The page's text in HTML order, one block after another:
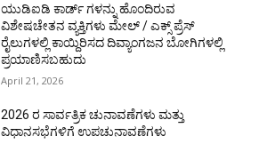
ಯುಡಿಐಡಿ ಕಾರ್ಡ್ ಗಳನ್ನು ಹೊಂದಿರುವ
ವಿಶೇಷಚೇತನ ವ್ಯಕ್ತಿಗಳು ಮೇಲ್ / ಎಕ್ಸ್ ಪ್ರೆಸ್
ರೈಲುಗಳಲ್ಲಿ ಕಾಯ್ದಿರಿಸದ ದಿವ್ಯಾಂಗಜನ ಬೋಗಿಗಳಲ್ಲಿ
ಪ್ರಯಾಣಿಸಬಹುದು
April 21, 2026
2026 ರ ಸಾರ್ವತ್ರಿಕ ಚುನಾವಣೆಗಳು ಮತ್ತು
ವಿಧಾನಸಭೆಗಳಿಗೆ ಉಪಚುನಾವಣೆಗಳು